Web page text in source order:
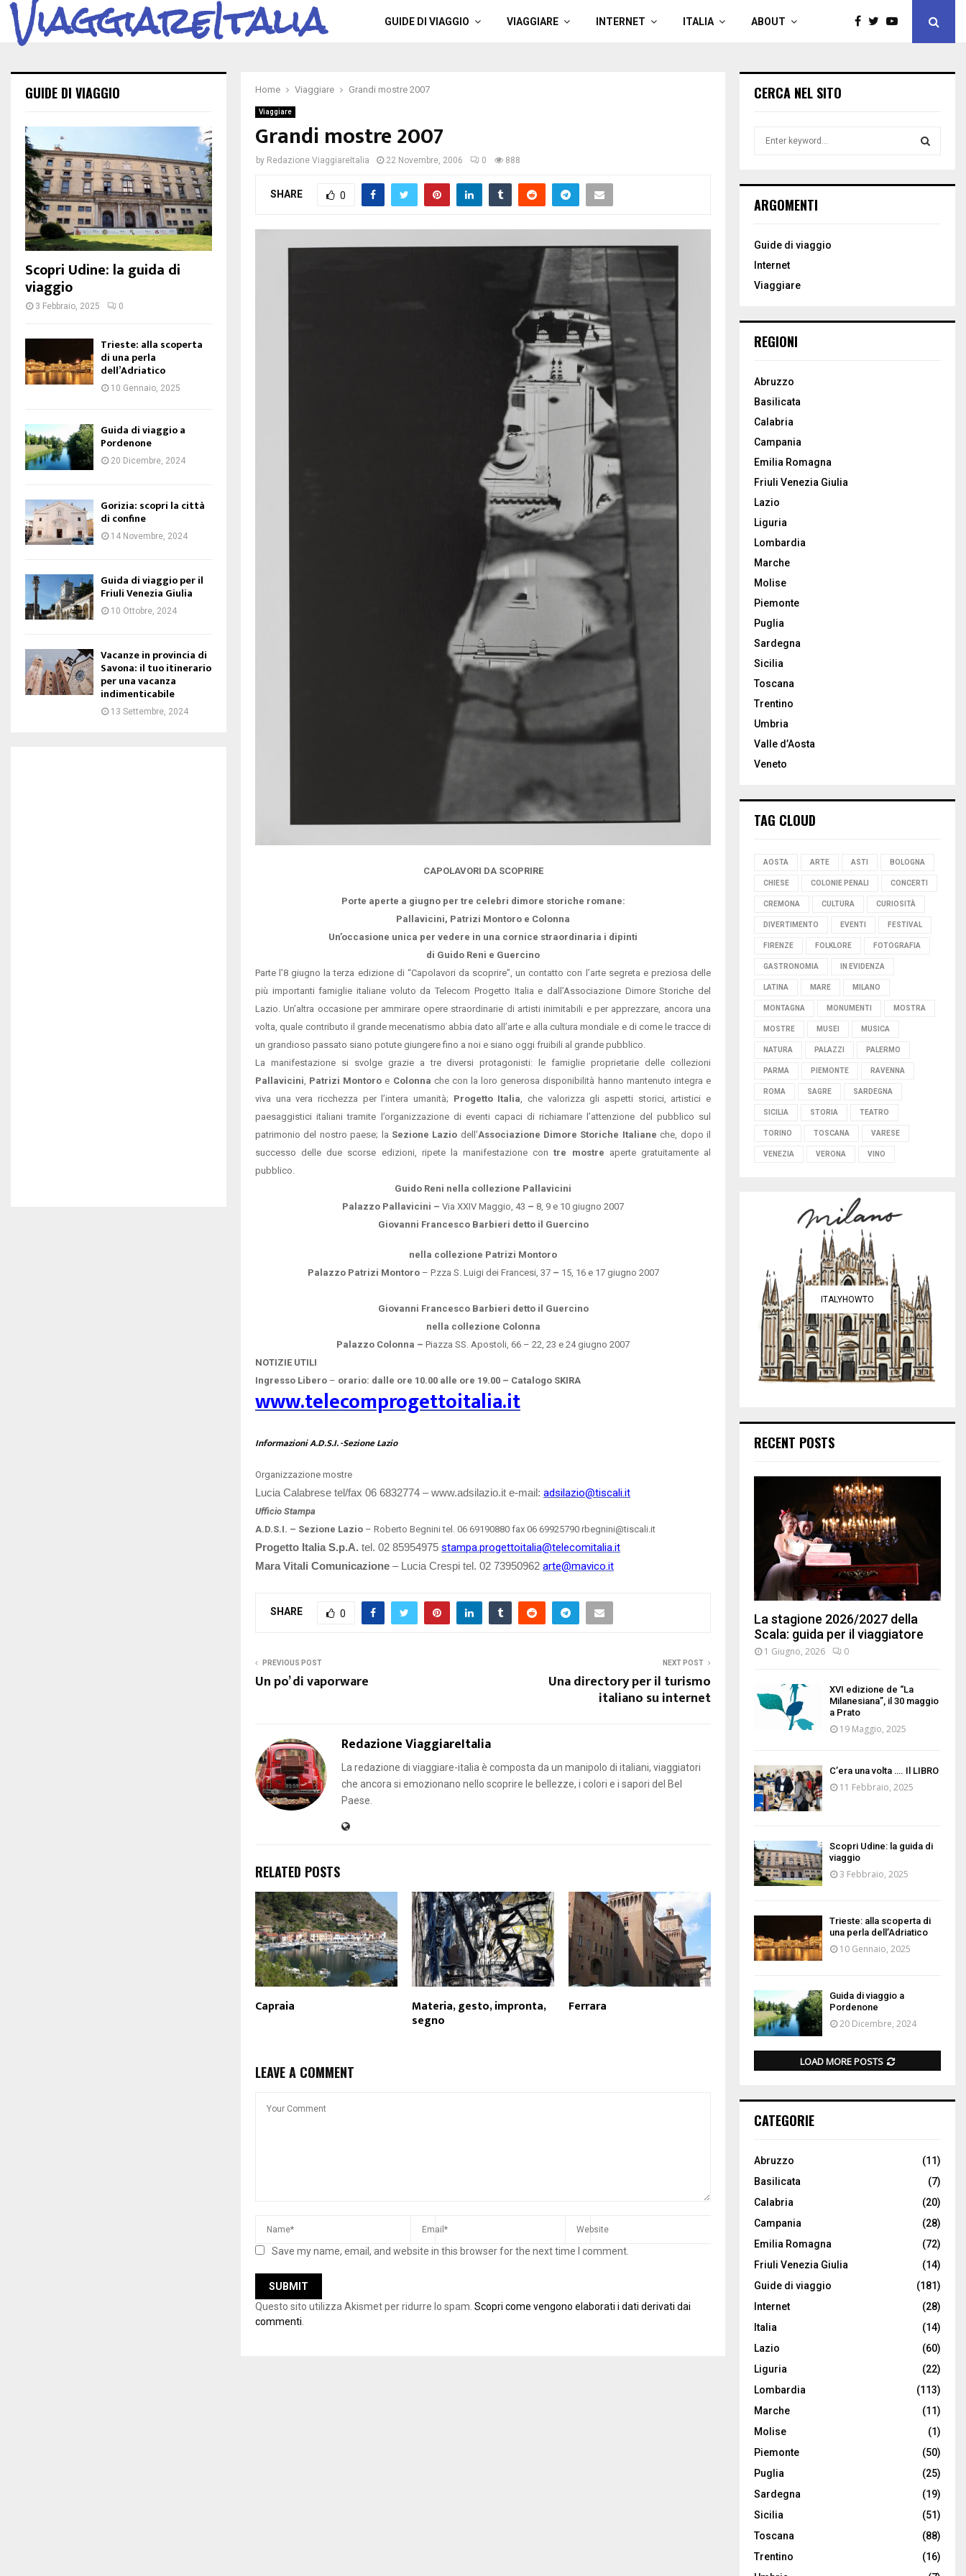
ViaggiareItalia GUIDE DI VIAGGIO VIAGGIARE INTERNET ITALIA ABOUT
Home Viaggiare Grandi mostre 2007
Viaggiare
Grandi mostre 2007
by Redazione ViaggiareItalia 22 Novembre, 2006 0 888
SHARE 0
CAPOLAVORI DA SCOPRIRE
Porte aperte a giugno per tre celebri dimore storiche romane:
Pallavicini, Patrizi Montoro e Colonna
Un’occasione unica per vedere in una cornice straordinaria i dipinti
di Guido Reni e Guercino
Parte l’8 giugno la terza edizione di “Capolavori da scoprire”, un contatto con l’arte segreta e preziosa delle
più importanti famiglie italiane voluto da Telecom Progetto Italia e dall’Associazione Dimore Storiche del
Lazio. Un’altra occasione per ammirare opere straordinarie di artisti inimitabili e per apprezzare, ancora una
volta, quale contributo il grande mecenatismo abbia dato all’arte e alla cultura mondiale e di come le tracce di
un grandioso passato siano potute giungere fino a noi e siano oggi fruibili al grande pubblico.
La manifestazione si svolge grazie a tre diversi protagonisti: le famiglie proprietarie delle collezioni
Pallavicini Patrizi Montoro e Colonna che con la loro generosa disponibilità hanno mantenuto integra e
viva una vera ricchezza per l’intera umanità; Progetto Italia , che valorizza gli aspetti storici, artistici e
paesaggistici italiani tramite l’organizzazione di eventi capaci di richiamare l’attenzione del pubblico sul
patrimonio del nostro paese; la Sezione Lazio dell’Associazione Dimore Storiche Italianeche, dopo il
successo delle due scorse edizioni, ripete la manifestazione contre mostre aperte gratuitamente al
pubblico.
Guido Reni nella collezione Pallavicini
Palazzo Pallavicini – Via XXIV Maggio, 43 – 8, 9 e 10 giugno 2007
Giovanni Francesco Barbieri detto il Guercino
nella collezione Patrizi Montoro
Palazzo Patrizi Montoro – P.zza S. Luigi dei Francesi, 37 – 15, 16 e 17 giugno 2007
Giovanni Francesco Barbieri detto il Guercino
nella collezione Colonna
Palazzo Colonna – Piazza SS. Apostoli, 66 – 22, 23 e 24 giugno 2007
NOTIZIE UTILI
Ingresso Libero – orario: dalle ore 10.00 alle ore 19.00 – Catalogo SKIRA
www.telecomprogettoitalia.it
Informazioni A.D.S.I. -Sezione Lazio
Organizzazione mostre
Lucia Calabrese tel/fax 06 6832774 – www.adsilazio.it e-mail: adsilazio@tiscali.it
Ufficio Stampa
A.D.S.I. – Sezione Lazio – Roberto Begnini tel. 06 69190880 fax 06 69925790 rbegnini@tiscali.it
Progetto Italia S.p.A. tel. 02 85954975 stampa.progettoitalia@telecomitalia.it
Mara Vitali Comunicazione – Lucia Crespi tel. 02 73950962 arte@mavico.it
SHARE 0
PREVIOUS POST
Un po’ di vaporware
NEXT POST
Una directory per il turismo
italiano su internet
Redazione ViaggiareItalia
La redazione di viaggiare-italia è composta da un manipolo di italiani, viaggiatori
che ancora si emozionano nello scoprire le bellezze, i colori e i sapori del Bel
Paese.
RELATED POSTS
Capraia Materia, gesto, impronta,
segno
Ferrara
LEAVE A COMMENT
Save my name, email, and website in this browser for the next time I comment.
Questo sito utilizza Akismet per ridurre lo spam. Scopri come vengono elaborati i dati derivati dai
commenti
GUIDE DI VIAGGIO
Scopri Udine: la guida di
viaggio
3 Febbraio, 2025 0
Trieste: alla scoperta
di una perla
dell’Adriatico
10 Gennaio, 2025
Guida di viaggio a
Pordenone
20 Dicembre, 2024
Gorizia: scopri la città
di confine
14 Novembre, 2024
Guida di viaggio per il
Friuli Venezia Giulia
10 Ottobre, 2024
Vacanze in provincia di
Savona: il tuo itinerario
per una vacanza
indimenticabile
13 Settembre, 2024
CERCA NEL SITO
h
o
:
ARGOMENTI
Guide di viaggio
Internet
Viaggiare
REGIONI
Abruzzo
Basilicata
Calabria
Campania
Emilia Romagna
Friuli Venezia Giulia
Lazio
Liguria
Lombardia
Marche
Molise
Piemonte
Puglia
Sardegna
Sicilia
Toscana
Trentino
Umbria
Valle d’Aosta
Veneto
TAG CLOUD
AOSTA ARTE ASTI BOLOGNA
CHIESE COLONIE PENALI CONCERTI
CREMONA CULTURA CURIOSITÀ
DIVERTIMENTO EVENTI FESTIVAL
FIRENZE FOLKLORE FOTOGRAFIA
GASTRONOMIA IN EVIDENZA
LATINA MARE MILANO
MONTAGNA MONUMENTI MOSTRA
MOSTRE MUSEI MUSICA
NATURA PALAZZI PALERMO
PARMA PIEMONTE RAVENNA
ROMA SAGRE SARDEGNA
SICILIA STORIA TEATRO
TORINO TOSCANA VARESE
VENEZIA VERONA VINO
ITALYHOWTO
RECENT POSTS
La stagione 2026/2027 della
Scala: guida per il viaggiatore
1 Giugno, 2026 0
XVI edizione de “La
Milanesiana”, il 30 maggio
a Prato
19 Maggio, 2025
C’era una volta …. Il LIBRO
11 Febbraio, 2025
Scopri Udine: la guida di
viaggio
3 Febbraio, 2025
Trieste: alla scoperta di
una perla dell’Adriatico
10 Gennaio, 2025
Guida di viaggio a
Pordenone
20 Dicembre, 2024
LOAD MORE POSTS
CATEGORIE
Abruzzo
(11)
Basilicata
(7)
Calabria
(20)
Campania
(28)
Emilia Romagna
(72)
Friuli Venezia Giulia
(14)
Guide di viaggio
(181)
Internet
(28)
Italia
(14)
Lazio
(60)
Liguria
(22)
Lombardia
(113)
Marche
(11)
Molise
(1)
Piemonte
(50)
Puglia
(25)
Sardegna
(19)
Sicilia
(51)
Toscana
(88)
Trentino
(16)